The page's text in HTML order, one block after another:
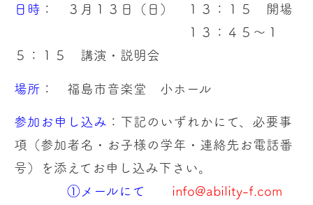
日時 ： ３月１３日（日） １３：１５ 開場
１３：４５〜１
５：１５ 講演・説明会
場所 ： 福島市音楽堂 小ホール
参加お申し込み ：下記のいずれかにて、必要事
項（参加者名・お子様の学年・連絡先お電話番
号）を添えてお申し込み下さい。
①メールにて
info@ability-f.com